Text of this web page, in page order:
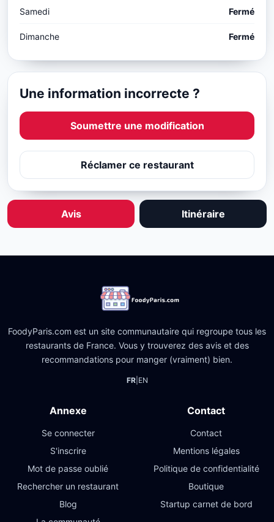
Samedi Fermé
Dimanche Fermé
Une information incorrecte ?
Soumettre une modification
Réclamer ce restaurant
Avis Itinéraire
FoodyParis.com est un site communautaire qui regroupe tous les
restaurants de France. Vous y trouverez des avis et des
recommandations pour manger (vraiment) bien.
FR| EN
Annexe
Se connecter
S'inscrire
Mot de passe oublié
Rechercher un restaurant
Blog
Contact
Contact
Mentions légales
Politique de confidentialité
Boutique
Startup carnet de bord